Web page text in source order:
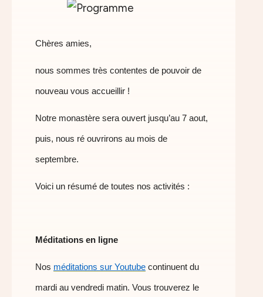
Chères amies,
nous sommes très contentes de pouvoir de
nouveau vous accueillir !
Notre monastère sera ouvert jusqu’au 7 aout,
puis, nous ré ouvrirons au mois de
septembre.
Voici un résumé de toutes nos activités :
Méditations en ligne
Nos méditations sur Youtube continuent du
mardi au vendredi matin. Vous trouverez le